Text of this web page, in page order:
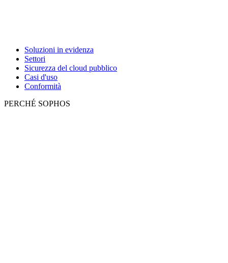
Soluzioni in evidenza
Settori
Sicurezza del cloud pubblico
Casi d'uso
Conformità
PERCHÉ SOPHOS